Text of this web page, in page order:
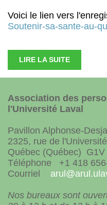
Voici le lien vers
Soutenir-sa-sante-au-
LIRE LA SUITE
Association des
l'Université Laval
Pavillon Alphonse-
2325, rue de
Québec (Québec) G1V
Téléphone +1 418
Courriel
Nos bureaux sont